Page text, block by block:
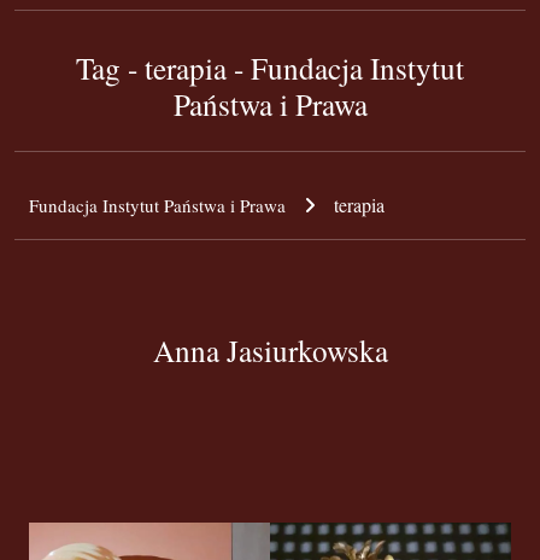
Tag - terapia - Fundacja Instytut
Państwa i Prawa
Fundacja Instytut Państwa i Prawa terapia
Anna Jasiurkowska